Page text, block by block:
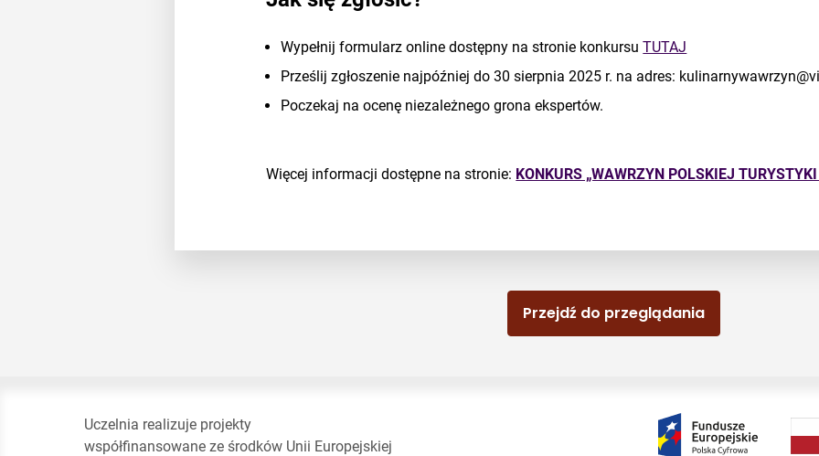
Wypełnij formularz online dostępny na stronie konkursuTUTAJ
Prześlij zgłoszenie najpóźniej do 30 sierpnia 2025 r. na adres:
Poczekaj na ocenę niezależnego grona ekspertów.
Więcej informacji dostępne na stronie: KONKURS „WAWRZYN POLSKIEJ
Przejdź do przeglądania
Uczelnia realizuje projekty
współfinansowane ze środków Unii Europejskiej